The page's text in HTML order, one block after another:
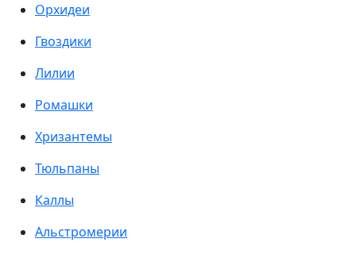
Орхидеи
Гвоздики
Лилии
Ромашки
Хризантемы
Тюльпаны
Каллы
Альстромерии